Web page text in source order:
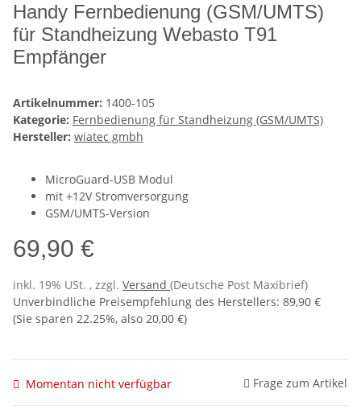
Handy Fernbedienung (GSM/UMTS)
für Standheizung Webasto T91
Empfänger
Artikelnummer: 1400-105
Kategorie: Fernbedienung für Standheizung (GSM/UMTS)
Hersteller: wiatec gmbh
MicroGuard-USB Modul
mit +12V Stromversorgung
GSM/UMTS-Version
69,90 €
inkl. 19% USt. , zzgl. Versand (Deutsche Post Maxibrief)
Unverbindliche Preisempfehlung des Herstellers: 89,90 €
(Sie sparen 22.25%, also 20,00 €)
Momentan nicht verfügbar Frage zum Artikel